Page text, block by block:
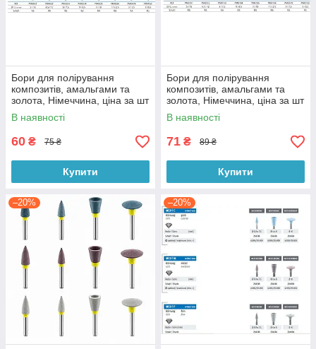
Бори для полірування
композитів, амальгами та
золота, Німеччина, ціна за шт
В наявності
60 ₴ 75 ₴
Купити
Бори для полірування
композитів, амальгами та
золота, Німеччина, ціна за шт
В наявності
71 ₴ 89 ₴
Купити
–20% –20%